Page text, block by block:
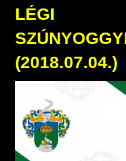
LÉGI
(2018.07.04.)